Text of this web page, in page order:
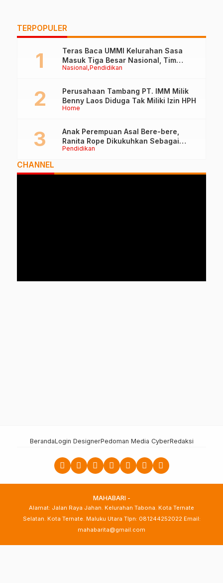
TERPOPULER
Nasional Pendidikan
Teras Baca UMMI Kelurahan Sasa
Masuk Tiga Besar Nasional, Tim
Penilai Lakukan Visitasi di Ternate
Home
Perusahaan Tambang PT. IMM Milik
Benny Laos Diduga Tak Miliki Izin HPH
Pendidikan
Anak Perempuan Asal Bere-bere,
Ranita Rope Dikukuhkan Sebagai
Guru Besar dan Rektor Ummu
CHANNEL
BerandaLogin DesignerPedoman Media CyberRedaksi
MAHABARI -
Alamat: Jalan Raya Jahan. Kelurahan Tabona. Kota Ternate
Selatan. Kota Ternate. Maluku Utara Tlpn: 081244252022 Email:
mahabarita@gmail.com